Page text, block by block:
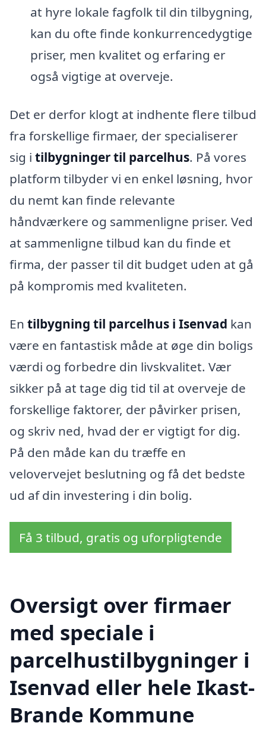
at hyre lokale fagfolk til din tilbygning,
kan du ofte finde konkurrencedygtige
priser, men kvalitet og erfaring er
også vigtige at overveje.
Det er derfor klogt at indhente flere tilbud
fra forskellige firmaer, der specialiserer
sig i tilbygninger til parcelhus. På vores
platform tilbyder vi en enkel løsning, hvor
du nemt kan finde relevante
håndværkere og sammenligne priser. Ved
at sammenligne tilbud kan du finde et
firma, der passer til dit budget uden at gå
på kompromis med kvaliteten.
En tilbygning til parcelhus i Isenvad kan
være en fantastisk måde at øge din boligs
værdi og forbedre din livskvalitet. Vær
sikker på at tage dig tid til at overveje de
forskellige faktorer, der påvirker prisen,
og skriv ned, hvad der er vigtigt for dig.
På den måde kan du træffe en
velovervejet beslutning og få det bedste
ud af din investering i din bolig.
Få 3 tilbud, gratis og uforpligtende
Oversigt over firmaer
med speciale i
parcelhustilbygninger i
Isenvad eller hele Ikast-
Brande Kommune